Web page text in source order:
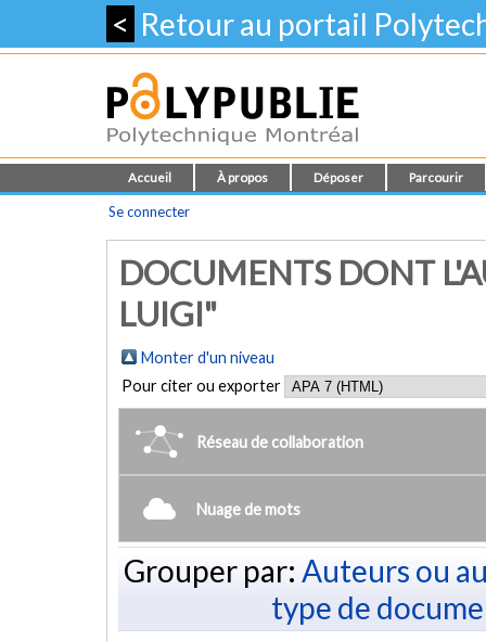
< Retour au portail
Accueil À propos Déposer Parcourir
Se connecter
DOCUMENTS DONT
LUIGI"
Monter d'un niveau
Pour citer ou exporter
Réseau de collaboration
Nuage de mots
Grouper par: Auteurs ou
type de